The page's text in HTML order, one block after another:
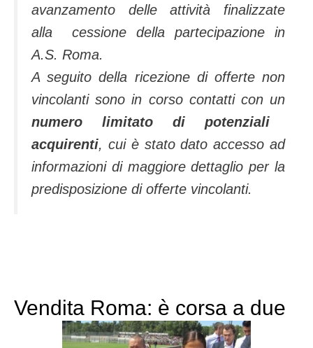
avanzamento delle attività finalizzate
alla cessione della partecipazione in
A.S. Roma.
A seguito della ricezione di offerte non
vincolanti sono in corso contatti con un
numero limitato di potenziali
acquirenti, cui è stato dato accesso ad
informazioni di maggiore dettaglio per la
predisposizione di offerte vincolanti.
Vendita Roma: è corsa a due